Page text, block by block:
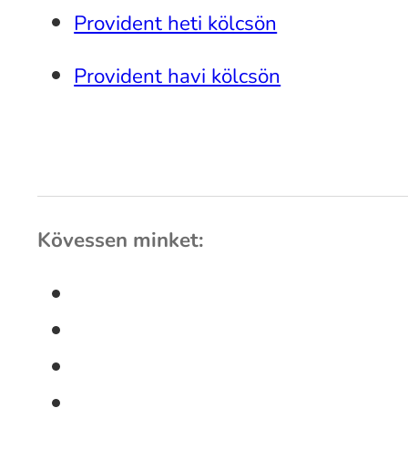
Provident heti kölcsön
Provident havi kölcsön
Kövessen minket: